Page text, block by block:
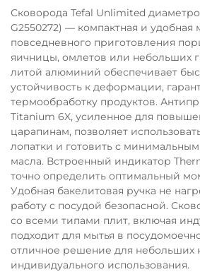
Сковорода Tefal Unlimited
G2550272) — компактная и удобная
повседневного приготовления
яичницы, омлетов или небольших
литой алюминий обеспечивает
устойчивость к деформации,
термообработку продуктов.
Titanium 6X, усиленное для
царапинам, позволяет
лопатки и готовить с
масла. Встроенный индикатор
точно определить оптимальный
Удобная бакелитовая ручка не
работу с посудой безопасной.
со всеми типами плит, включая
подходит для мытья в
отличное решение для небольших
индивидуального использования.
25
раз в 2
Остались
8 800 302-02-
plait.ru